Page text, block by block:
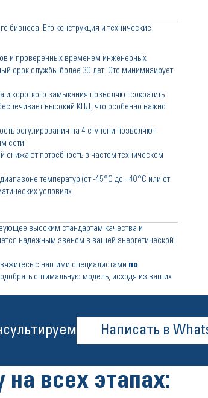
Его конструкция и технические
и проверенных временем инженерных
срок службы более 30 лет. Это минимизирует
и короткого замыкания позволяют сократить
высокий КПД, что особенно важно
регулирования на 4 ступени позволяют
сети.
снижают потребность в частом техническом
температур (от -45°C до +40°C или от
условиях.
высоким стандартам качества и
надежным звеном в вашей энергетической
с нашими специалистами по
оптимальную модель, исходя из ваших
Написать в
всех этапах: